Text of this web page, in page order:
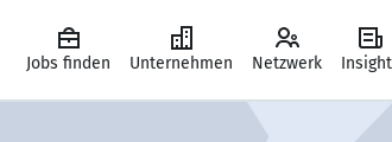
Jobs finden Unternehmen Netzwerk